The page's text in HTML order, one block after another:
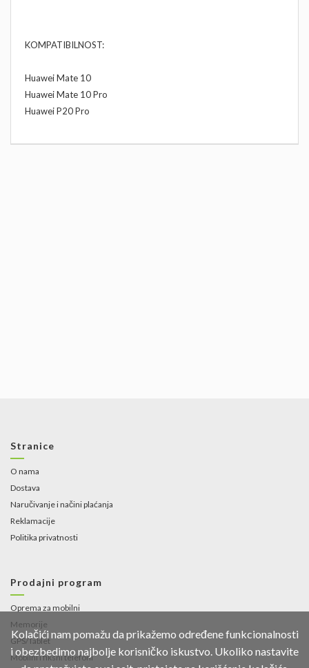
KOMPATIBILNOST:
Huawei Mate 10
Huawei Mate 10 Pro
Huawei P20 Pro
Stranice
O nama
Dostava
Naručivanje i načini plaćanja
Reklamacije
Politika privatnosti
Prodajni program
Oprema za mobilni
Memorije
GPS/Tablet
Mobilni i fiksni telefoni
Kolačići nam pomažu da prikažemo određene funkcionalnosti
i obezbedimo najbolje korisničko iskustvo. Ukoliko nastavite